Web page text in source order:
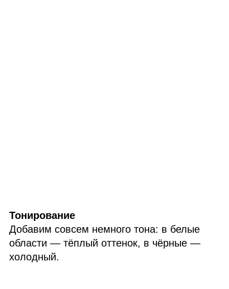
Тонирование
Добавим совсем немного тона: в белые
области — тёплый оттенок, в чёрные —
холодный.